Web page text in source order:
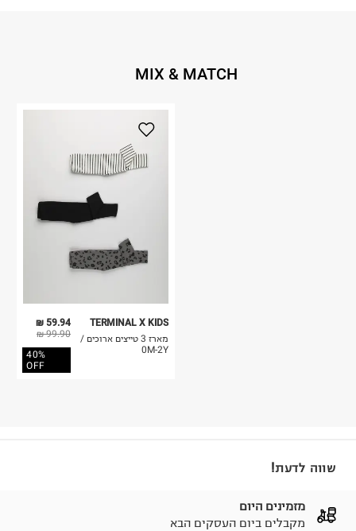
MIX & MATCH
59.94 ₪
99.90 ₪
40%
OFF
TERMINAL X KIDS
מארז 3 טייצים ארוכים /
0M-2Y
שווה לדעת!
מזמינים היום
מקבלים ביום העסקים הבא